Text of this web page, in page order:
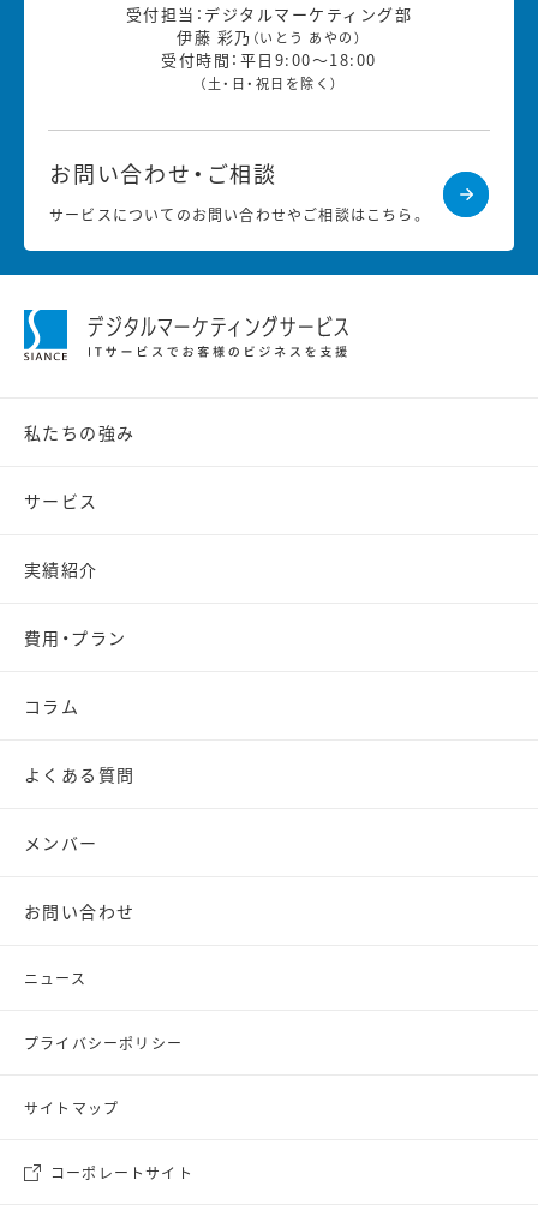
受付担当：デジタルマーケティング部
伊藤 彩乃 （いとう あやの）
受付時間：平日9:00～18:00
（土・日・祝日を除く）
お問い合わせ・ご相談
サービスについてのお問い合わせやご相談はこちら。
私たちの強み
サービス
実績紹介
費用・プラン
コラム
よくある質問
メンバー
お問い合わせ
ニュース
プライバシーポリシー
サイトマップ
コーポレートサイト